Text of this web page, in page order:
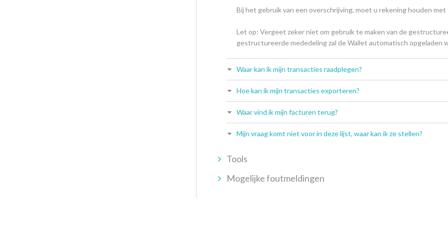
Bij het gebruik van een overschrijving, moet u rekening houden
Let op: Vergeet zeker niet om gebruik te maken van de
gestructureerde mededeling zal de Wallet automatisch opgeladen
Waar kan ik mijn transacties raadplegen?
Hoe kan ik mijn transacties exporteren?
Waar vind ik mijn facturen terug?
Mijn vraag komt niet voor in deze lijst, waar kan ik ze stellen?
Tools
Mogelijke foutmeldingen